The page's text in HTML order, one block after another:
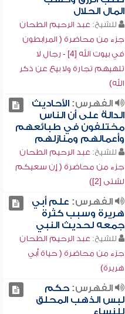
المال الحلال
للشيخ: عبد الرحيم الطحان
جزء من محاضرة ( المرابطون
في بيوت الله [4] - رجال لا
تلهيهم تجارة ولا بيع عن ذكر
الله)
الفهرس:الأحاديث
الدالة على أن الناس
مختلفون في طبائعهم
وأعمالهم ومنازلهم
للشيخ: عبد الرحيم الطحان
جزء من محاضرة ( إن سعيكم
لشتى [2])
الفهرس: علم أبي
هريرة وسبب كثرة
جمعه لحديث النبي
للشيخ: عبد الرحيم الطحان
جزء من محاضرة ( حياة أبي
هريرة)
الفهرس:حكم
لبس الذهب المحلق
للنساء